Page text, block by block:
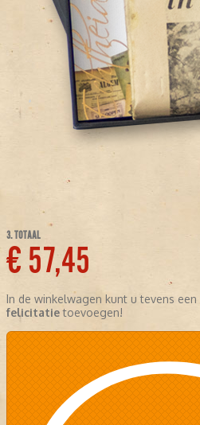
3. TOTAAL
€ 57,45
In de winkelwagen kunt u tevens een
felicitatietoevoegen!